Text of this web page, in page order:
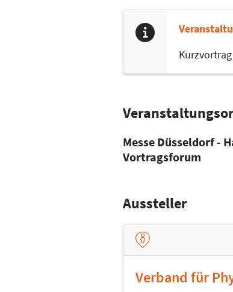
Kurzvortrag
Messe Düsseldorf -
Vortragsforum
Aussteller
Verband für